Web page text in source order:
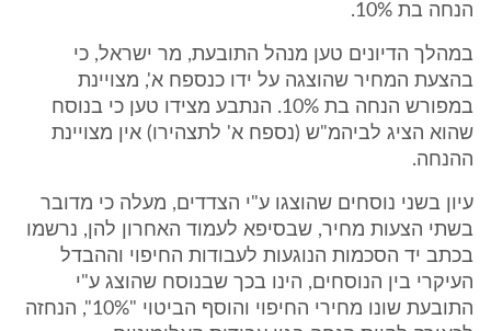
הנחה בת 10%.
במהלך הדיונים טען מנהל התובעת, מר ישראל, כי
בהצעת המחיר שהוצגה על ידו כנספח א', מצויינת
במפורש הנחה בת 10%. הנתבע מצידו טען כי בנוסח
שהוא הציג לביהמ"ש (נספח א' לתצהירו) אין מצויינת
ההנחה.
עיון בשני נוסחים שהוצגו ע"י הצדדים, מעלה כי מדובר
בשתי הצעות מחיר, שבסיפא לעמוד האחרון להן, נרשמו
בכתב יד הסכמות הנוגעות לעבודות החיפוי וההבדל
העיקרי בין הנוסחים, הינו בכך שבנוסח שהוצג ע"י
התובעת שונו מחירי החיפוי והוסף הביטוי "10%", הנחזה